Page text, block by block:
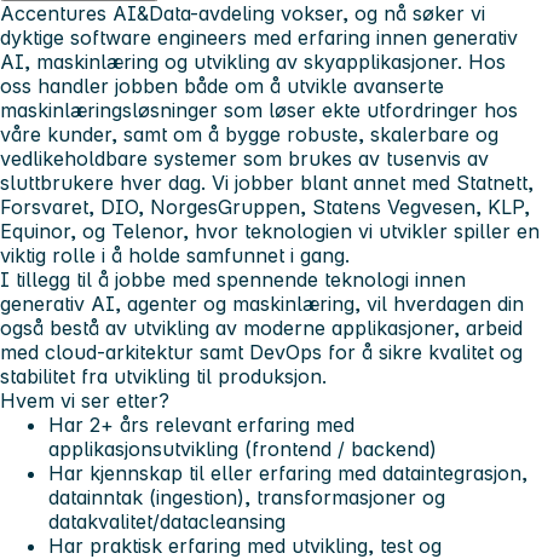
Accentures AI&Data-avdeling vokser, og nå søker vi
dyktige software engineers med erfaring innen generativ
AI, maskinlæring og utvikling av skyapplikasjoner. Hos
oss handler jobben både om å utvikle avanserte
maskinlæringsløsninger som løser ekte utfordringer hos
våre kunder, samt om å bygge robuste, skalerbare og
vedlikeholdbare systemer som brukes av tusenvis av
sluttbrukere hver dag. Vi jobber blant annet med Statnett,
Forsvaret, DIO, NorgesGruppen, Statens Vegvesen, KLP,
Equinor, og Telenor, hvor teknologien vi utvikler spiller en
viktig rolle i å holde samfunnet i gang.
I tillegg til å jobbe med spennende teknologi innen
generativ AI, agenter og maskinlæring, vil hverdagen din
også bestå av utvikling av moderne applikasjoner, arbeid
med cloud-arkitektur samt DevOps for å sikre kvalitet og
stabilitet fra utvikling til produksjon.
Hvem vi ser etter?
Har 2+ års relevant erfaring med
applikasjonsutvikling (frontend / backend)
Har kjennskap til eller erfaring med dataintegrasjon,
datainntak (ingestion), transformasjoner og
datakvalitet/datacleansing
Har praktisk erfaring med utvikling, test og